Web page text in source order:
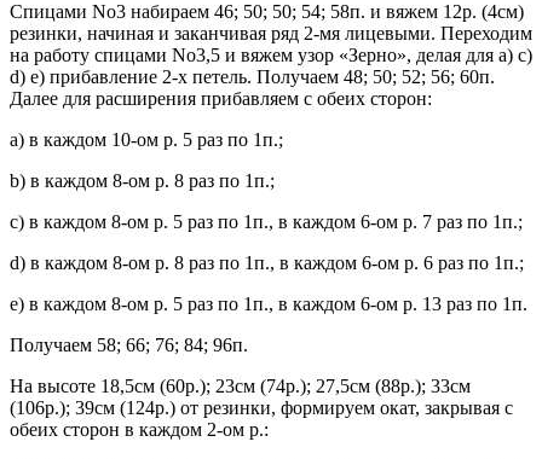
Спицами No3 набираем 46; 50; 50; 54; 58п. и вяжем 12р. (4см)
резинки, начиная и заканчивая ряд 2-мя лицевыми. Переходим
на работу спицами No3,5 и вяжем узор «Зерно», делая для а) c)
d) е) прибавление 2-х петель. Получаем 48; 50; 52; 56; 60п.
Далее для расширения прибавляем с обеих сторон:
а) в каждом 10-ом р. 5 раз по 1п.;
b) в каждом 8-ом р. 8 раз по 1п.;
с) в каждом 8-ом р. 5 раз по 1п., в каждом 6-ом р. 7 раз по 1п.;
d) в каждом 8-ом р. 8 раз по 1п., в каждом 6-ом р. 6 раз по 1п.;
е) в каждом 8-ом р. 5 раз по 1п., в каждом 6-ом р. 13 раз по 1п.
Получаем 58; 66; 76; 84; 96п.
На высоте 18,5см (60р.); 23см (74р.); 27,5см (88р.); 33см
(106р.); 39см (124р.) от резинки, формируем окат, закрывая с
обеих сторон в каждом 2-ом р.: